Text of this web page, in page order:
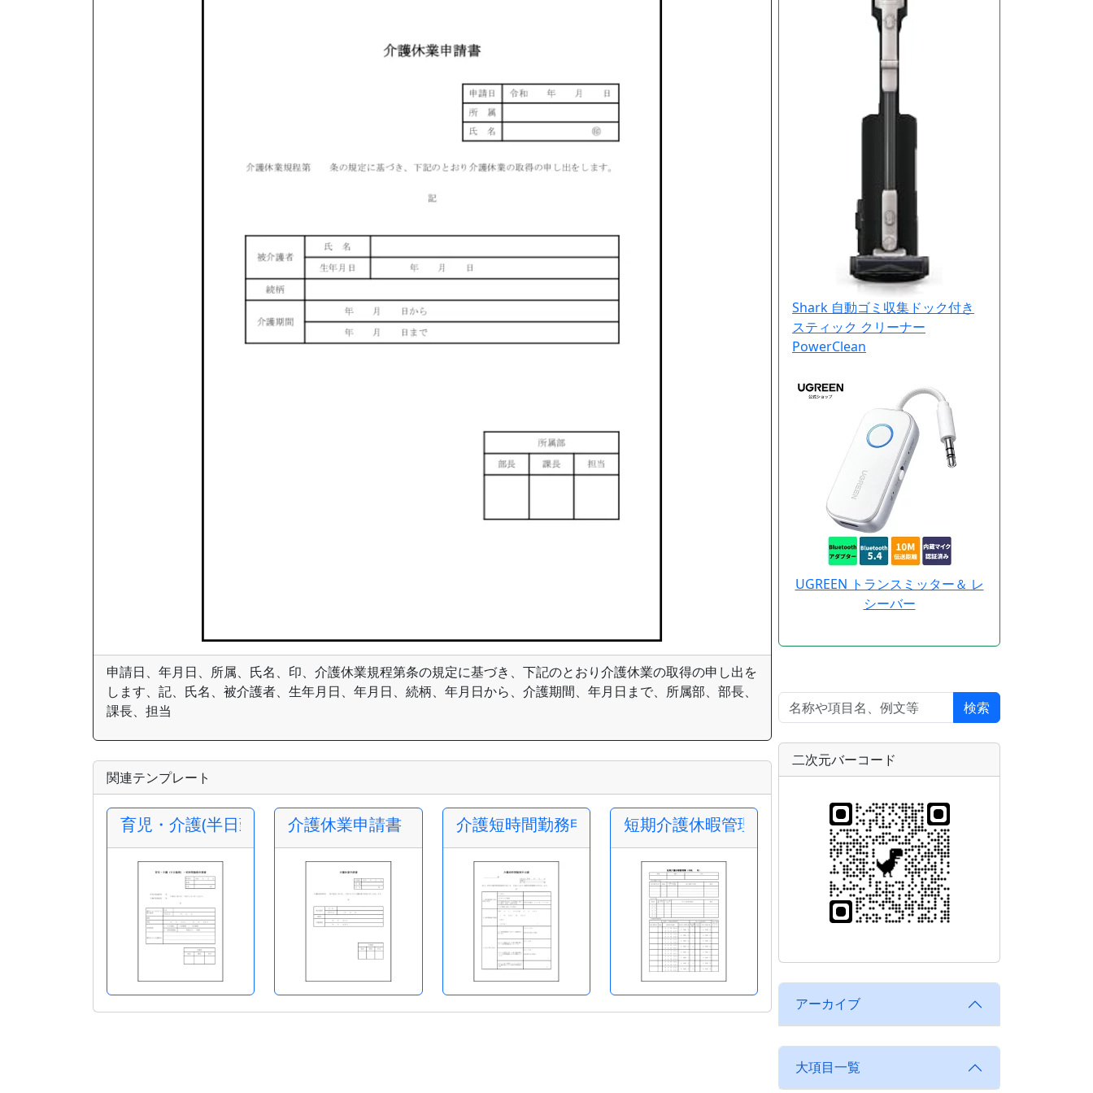
申請日、年月日、所属、氏名、印、介護休業規程第条の規定に基づき、下記のとおり介護休業の取得の申し出を
します、記、氏名、被介護者、生年月日、年月日、続柄、年月日から、介護期間、年月日まで、所属部、部長、
課長、担当
関連テンプレート
育児・介護(半日勤務)・短時間勤務申請書
介護休業申請書 介護短時間勤務申出書 短期介護休暇管理簿
Shark 自動ゴミ収集ドック付き
スティック クリーナー
PowerClean
UGREEN トランスミッター＆ レ
シーバー
検索
二次元バーコード
アーカイブ
大項目一覧